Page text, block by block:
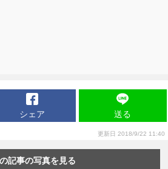
シェア 送る
更新日 2018/9/22 11:40
記事の写真を見る